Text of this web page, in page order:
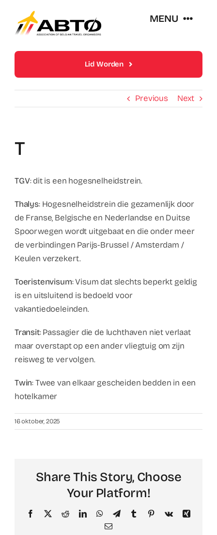
content
MENU
Over Abto
Op Reis Zonder Zorgen
Trends En Evoluties Van De Reissector
Nieuws
Contact
Faq
ABC Van De Toeristische Terminologie
Français
Nederlands
Lid Worden
Previous Next
T
TGV: dit is een hogesnelheidstrein.
Thalys: Hogesnelheidstrein die gezamenlijk door
de Franse, Belgische en Nederlandse en Duitse
Spoorwegen wordt uitgebaat en die onder meer
de verbindingen Parijs-Brussel / Amsterdam /
Keulen verzekert.
Toeristenvisum: Visum dat slechts beperkt geldig
is en uitsluitend is bedoeld voor
vakantiedoeleinden.
Transit: Passagier die de luchthaven niet verlaat
maar overstapt op een ander vliegtuig om zijn
reisweg te vervolgen.
Twin: Twee van elkaar gescheiden bedden in een
hotelkamer
16 oktober, 2025
Share This Story, Choose
Your Platform!
Facebook
X RedditLinkedInWhatsApp
TelegramTumblr PinterestVk
Xing
Email